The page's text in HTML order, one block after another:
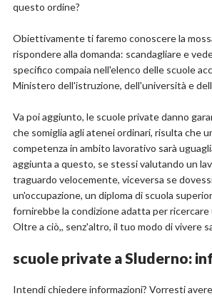
questo ordine?
Obiettivamente ti faremo conoscere la
rispondere alla domanda: scandagliare e
specifico compaia nell'elenco delle scuole
Ministero dell'istruzione, dell'università e
Va poi aggiunto, le scuole private danno
che somiglia agli atenei ordinari, risulta che
competenza in ambito lavorativo sarà
aggiunta a questo, se stessi valutando un
traguardo velocemente, viceversa se
un'occupazione, un diploma di scuola
fornirebbe la condizione adatta per
Oltre a ciò,, senz'altro, il tuo modo di vivere
scuole private a Sluderno:
Intendi chiedere informazioni? Vorresti